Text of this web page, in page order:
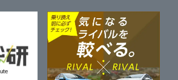
す
する基本方針
表示